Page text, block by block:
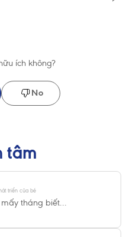
ích không?
No
tâm
triển của bé
mấy tháng biết...